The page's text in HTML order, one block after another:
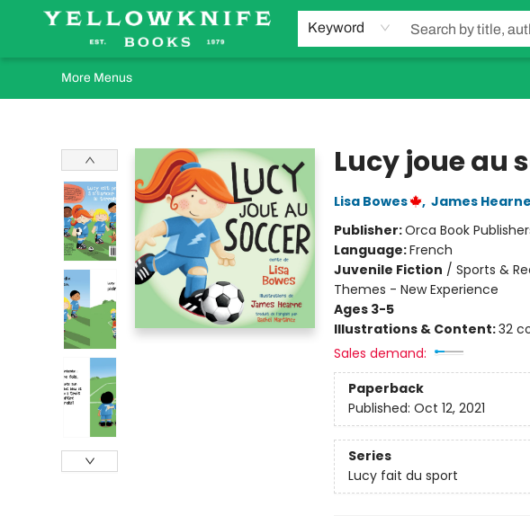
Keyword
Home
Browse
Orders Requests
Book Clubs
Staff Recommendations
Events and Rentals
Gift Cards
Contact & Hours
More Menus
Lucy joue au
Lisa Bowes , James Hearne
Publisher:Orca Book
Language:French
Juvenile Fiction / Sports &
Themes - New Experience
Ages 3-5
Illustrations & Content:32
Sales demand:
Paperback
Published: Oct 12, 2021
Series
Lucy fait du sport